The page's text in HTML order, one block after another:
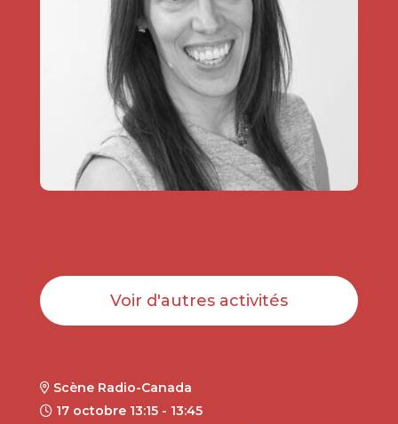
Voir d'autres activités
Scène Radio-Canada
17 octobre 13:15 - 13:45